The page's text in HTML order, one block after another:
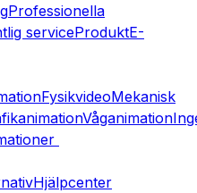
Professionella
serviceProduktE-
FysikvideoMekanisk
Våganimation
Hjälpcenter